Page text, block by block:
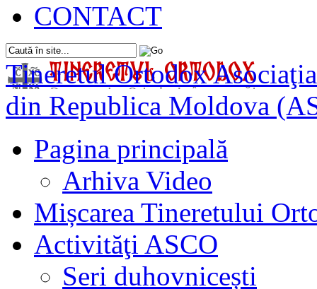
CONTACT
Tineretul Ortodox
din Republica Moldova
Pagina principală
Arhiva Video
Mișcarea Tineretului
Activităţi ASCO
Seri duhovnicești